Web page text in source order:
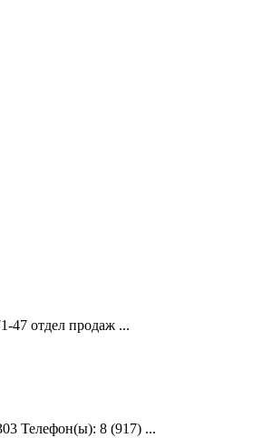
47 отдел продаж ...
Телефон(ы): 8 (917) ...